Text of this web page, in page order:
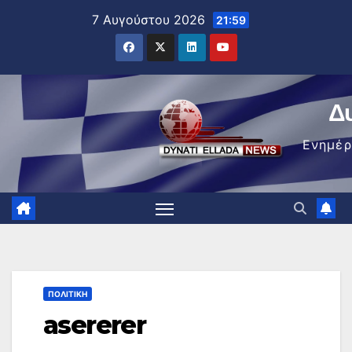
7 Αυγούστου 2026 21:59
ΠΟΛΙΤΙΚΉ
asererer